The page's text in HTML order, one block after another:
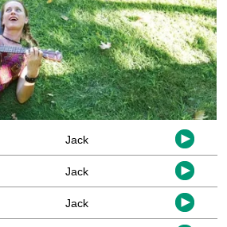
Jack
Jack
Jack